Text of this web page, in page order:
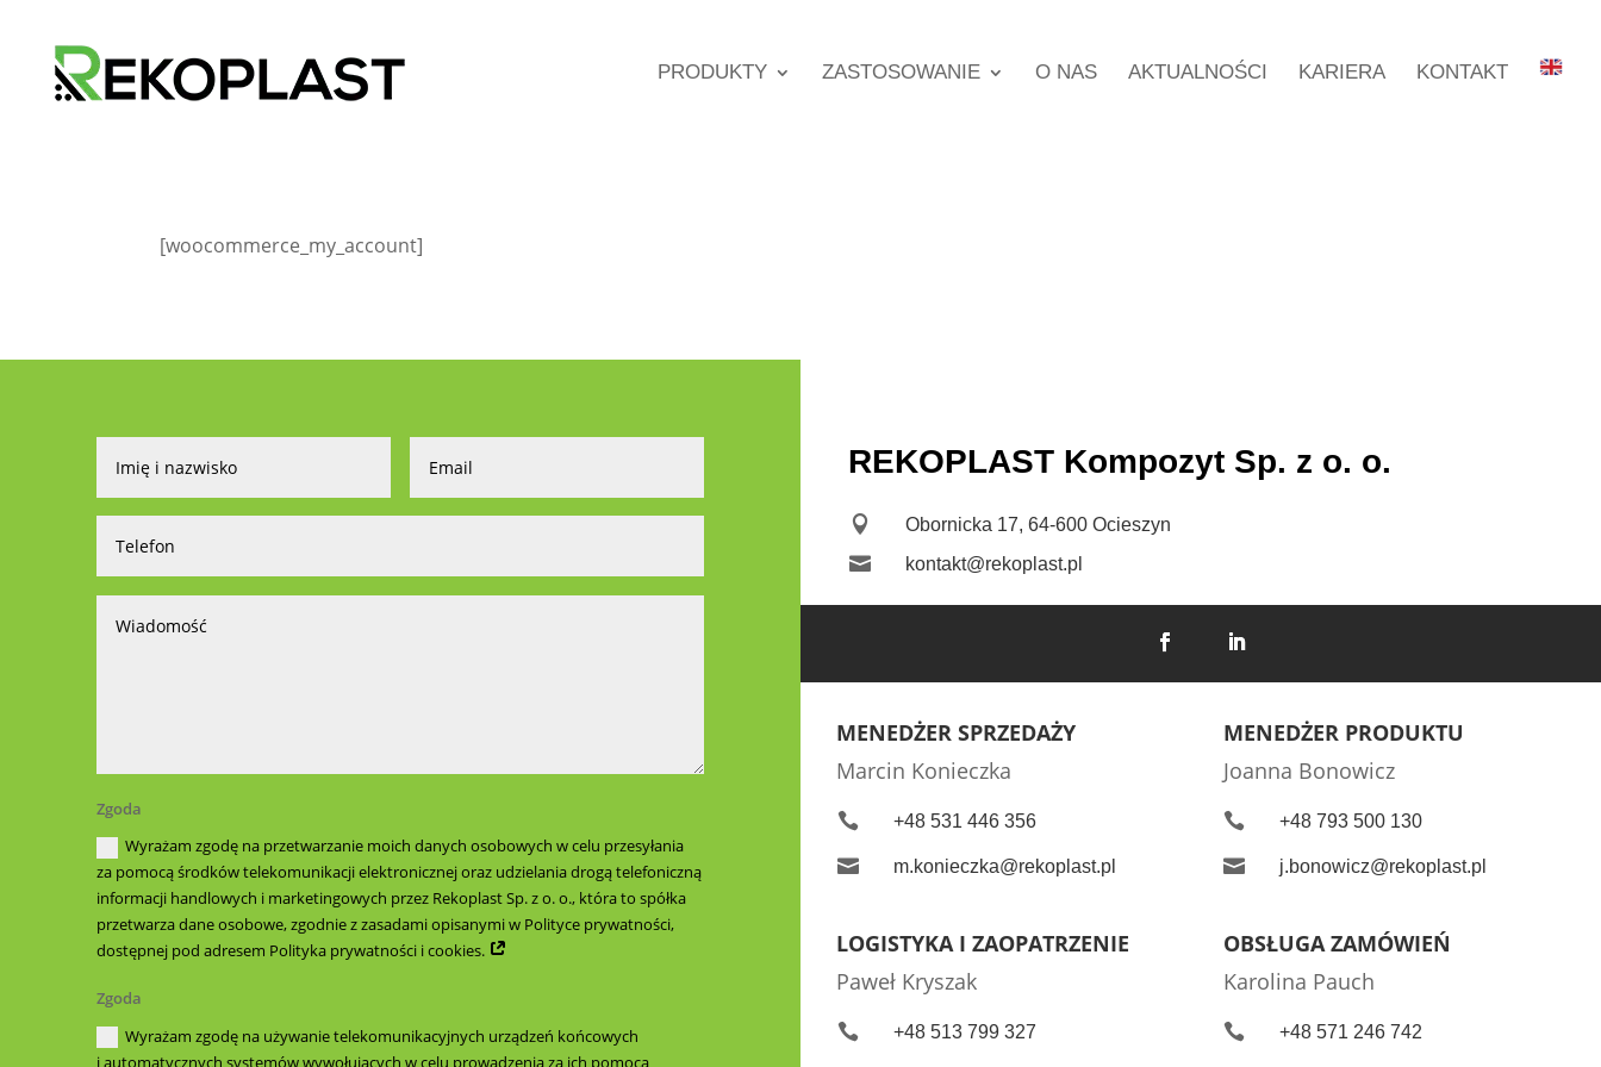
PRODUKTY ZASTOSOWANIE O NAS AKTUALNOŚCI KARIERA KONTAKT
[woocommerce_my_account]
Zgoda
Wyrażam zgodę na przetwarzanie moich danych osobowych w celu przesyłania
za pomocą środków telekomunikacji elektronicznej oraz udzielania drogą telefoniczną
informacji handlowych i marketingowych przez Rekoplast Sp. z o. o., która to spółka
przetwarza dane osobowe, zgodnie z zasadami opisanymi w Polityce prywatności,
dostępnej pod adresem Polityka prywatności i cookies.
Zgoda
Wyrażam zgodę na używanie telekomunikacyjnych urządzeń końcowych
i automatycznych systemów wywołujących w celu prowadzenia za ich pomocą
REKOPLAST Kompozyt Sp. z o. o.
 Obornicka 17, 64-600 Ocieszyn
 kontakt@rekoplast.pl
MENEDŻER SPRZEDAŻY
Marcin Konieczka
 +48 531 446 356
 m.konieczka@rekoplast.pl
MENEDŻER PRODUKTU
Joanna Bonowicz
 +48 793 500 130
 j.bonowicz@rekoplast.pl
LOGISTYKA I ZAOPATRZENIE
Paweł Kryszak
 +48 513 799 327
OBSŁUGA ZAMÓWIEŃ
Karolina Pauch
 +48 571 246 742